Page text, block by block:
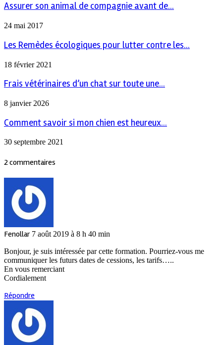
Assurer son animal de compagnie avant de...
24 mai 2017
Les Remèdes écologiques pour lutter contre les...
18 février 2021
Frais vétérinaires d’un chat sur toute une...
8 janvier 2026
Comment savoir si mon chien est heureux...
30 septembre 2021
2 commentaires
Fenollar 7 août 2019 à 8 h 40 min
Bonjour, je suis intéressée par cette formation. Pourriez-vous me
communiquer les futurs dates de cessions, les tarifs…..
En vous remerciant
Cordialement
Répondre